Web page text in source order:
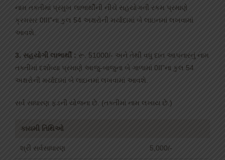
નામ તક્તીમાં પ્રમુખ લાભાર્થીની નીચે સહયોગની રકમ પ્રમાણે
ક્રમસર 0III”ના કુલ 54 અક્ષરોની મર્યાદામાં બે લાઇનમાં લખવામાં
આવશે.
3. સહયોગી લાભાર્થી : રૂ. 51000/- અને તેથી વધુ દાન આપનારનું નામ
તક્તીમાં દર્શાવ્યા પ્રમાણે આજુ-બાજુના બે ગાળામાં 0II”ના કુલ 54
અક્ષરોની મર્યાદામાં બે લાઇનમાં લખવામાં આવશે.
સર્વ સાધારણ ફંડની યોજના છે. (તક્તીમાં નામ લખાય છે.)
કાયમી તિથિઓ
શ્રી સર્વસાધારણ 5,000/-